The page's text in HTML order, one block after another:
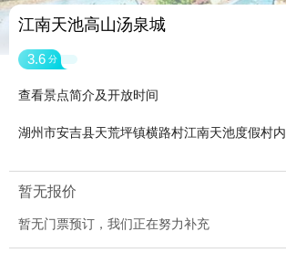
江南天池高山汤泉城
3.6 分
查看景点简介及开放时间
湖州市安吉县天荒坪镇横路村江南天池度假村内
暂无报价
暂无门票预订，我们正在努力补充